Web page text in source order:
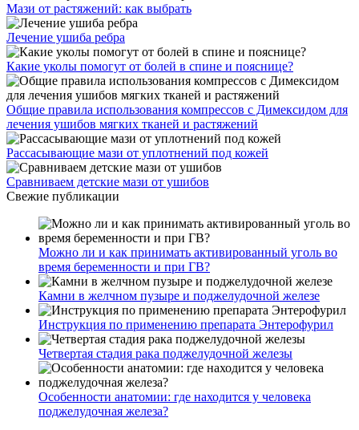
Мази от растяжений: как выбрать
Лечение ушиба ребра
Какие уколы помогут от болей в спине и пояснице?
Общие правила использования компрессов с Димексидом для
лечения ушибов мягких тканей и растяжений
Рассасывающие мази от уплотнений под кожей
Сравниваем детские мази от ушибов
Свежие публикации
Можно ли и как принимать активированный уголь во
время беременности и при ГВ?
Камни в желчном пузыре и поджелудочной железе
Инструкция по применению препарата Энтерофурил
Четвертая стадия рака поджелудочной железы
Особенности анатомии: где находится у человека
поджелудочная железа?